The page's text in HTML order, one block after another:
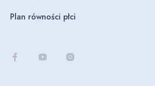
Plan równości płci